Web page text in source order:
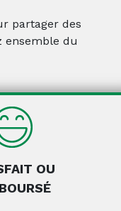
partager des
ensemble du
OU